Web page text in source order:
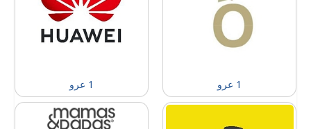
1 عرو 1 عرو